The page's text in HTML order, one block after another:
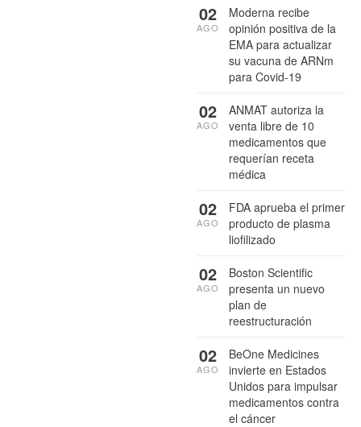
Moderna recibe
opinión positiva de la
EMA para actualizar
su vacuna de ARNm
para Covid-19
02
AGO
ANMAT autoriza la
venta libre de 10
medicamentos que
requerían receta
médica
02
AGO
FDA aprueba el primer
producto de plasma
liofilizado
02
AGO
Boston Scientific
presenta un nuevo
plan de
reestructuración
02
AGO
BeOne Medicines
invierte en Estados
Unidos para impulsar
medicamentos contra
el cáncer
02
AGO